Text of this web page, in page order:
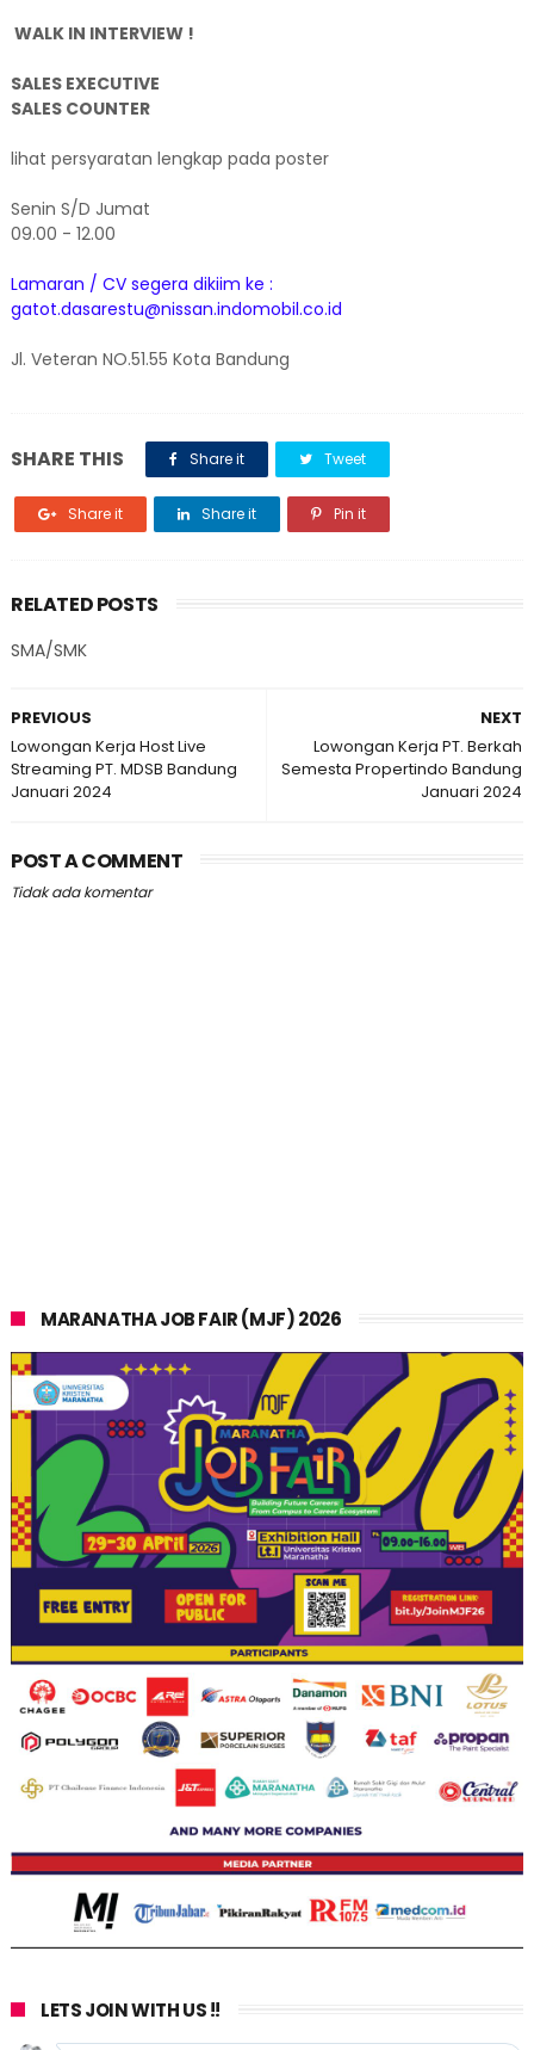
WALK IN INTERVIEW !
SALES EXECUTIVE
SALES COUNTER
lihat persyaratan lengkap pada poster
Senin S/D Jumat
09.00 - 12.00
Lamaran / CV segera dikiim ke :
gatot.dasarestu@nissan.indomobil.co.id
Jl. Veteran NO.51.55 Kota Bandung
SHARE THIS Share it Tweet
Share it Share it Pin it
RELATED POSTS
SMA/SMK
NEXT
Lowongan Kerja PT. Berkah
Semesta Propertindo Bandung
Januari 2024
PREVIOUS
Lowongan Kerja Host Live
Streaming PT. MDSB Bandung
Januari 2024
POST A COMMENT
Tidak ada komentar
MARANATHA JOB FAIR (MJF) 2026
LETS JOIN WITH US !!